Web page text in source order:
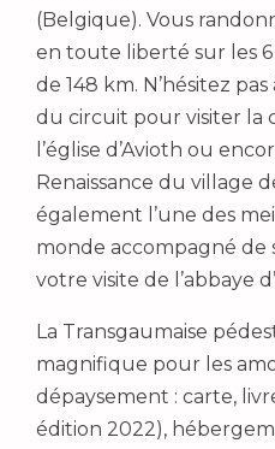
(Belgique). Vous
en toute liberté sur les
de 148 km. N’hésitez
du circuit pour visiter la
l’église d’Avioth ou
Renaissance du village
également l’une des
monde accompagné de
votre visite de l’abbaye
La Transgaumaise
magnifique pour les
dépaysement : carte,
édition 2022),